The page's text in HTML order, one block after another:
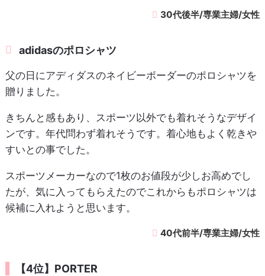
30代後半/専業主婦/女性
adidasのポロシャツ
父の日にアディダスのネイビーボーダーのポロシャツを
贈りました。
きちんと感もあり、スポーツ以外でも着れそうなデザイ
ンです。年代問わず着れそうです。着心地もよく乾きや
すいとの事でした。
スポーツメーカーなので1枚のお値段が少しお高めでし
たが、気に入ってもらえたのでこれからもポロシャツは
候補に入れようと思います。
40代前半/専業主婦/女性
【4位】PORTER